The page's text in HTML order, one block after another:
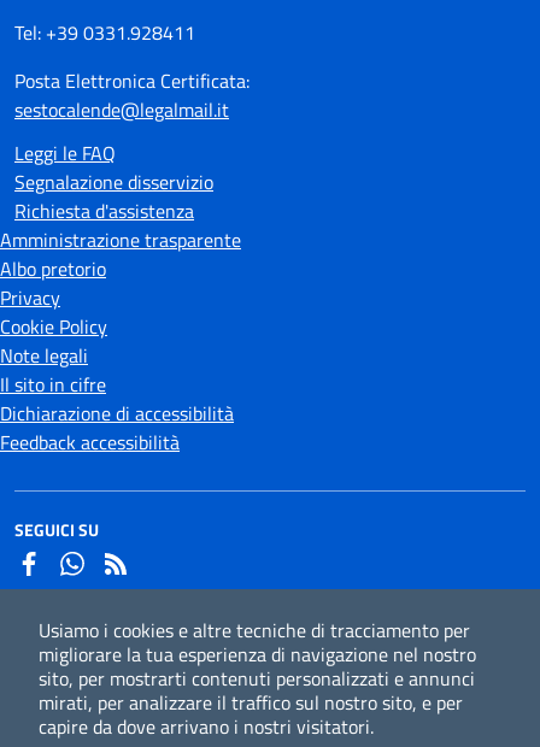
Usiamo i cookies e altre tecniche di tracciamento per
migliorare la tua esperienza di navigazione nel nostro
sito, per mostrarti contenuti personalizzati e annunci
mirati, per analizzare il traffico sul nostro sito, e per
capire da dove arrivano i nostri visitatori.
Tel: +39 0331.928411
Posta Elettronica Certificata:
sestocalende@legalmail.it
Leggi le FAQ
Segnalazione disservizio
Richiesta d'assistenza
Amministrazione trasparente
Albo pretorio
Privacy
Cookie Policy
Note legali
Il sito in cifre
Dichiarazione di accessibilità
Feedback accessibilità
SEGUICI SU
FacebookWhatsapp
Iscriviti alla newsletter